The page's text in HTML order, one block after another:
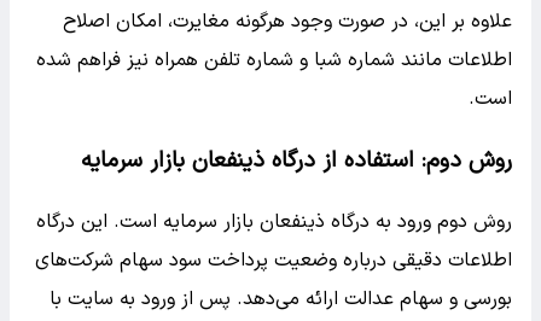
علاوه بر این، در صورت وجود هرگونه مغایرت، امکان اصلاح
اطلاعات مانند شماره شبا و شماره تلفن همراه نیز فراهم شده
است.
روش دوم: استفاده از درگاه ذینفعان بازار سرمایه
روش دوم ورود به درگاه ذینفعان بازار سرمایه است. این درگاه
اطلاعات دقیقی درباره وضعیت پرداخت سود سهام شرکت‌های
بورسی و سهام عدالت ارائه می‌دهد. پس از ورود به سایت با